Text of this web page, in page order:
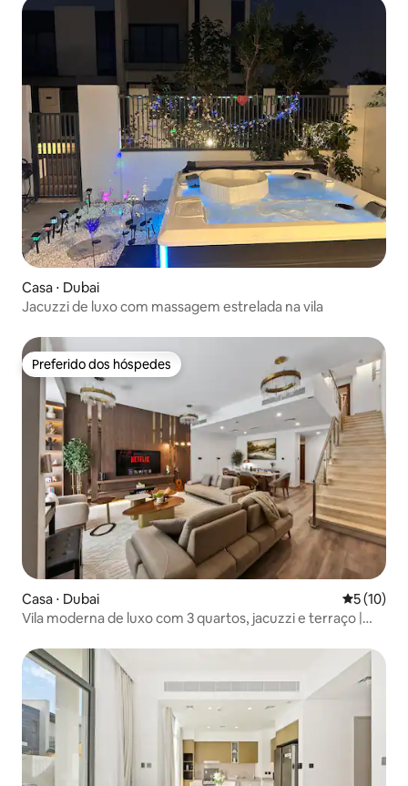
Casa ⋅ Dubai
Jacuzzi de luxo com massagem estrelada na vila
Preferido dos hóspedes
Preferido dos hóspedes
Casa ⋅ Dubai 5 de uma
5 (10)
Vila moderna de luxo com 3 quartos, jacuzzi e terraço |